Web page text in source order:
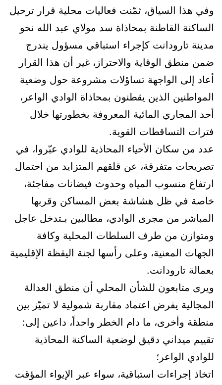
وفي هذا السياق، ثمّنت فعاليات محلية قرار ترحيل
الساكنة القاطنة بمحاذاة سد مولاي عبد الله نحو
مدينة تارودانت كإجراء استباقي مسؤول يندرج
ضمن منطق الوقاية والاحتراز، غير أن هذا القرار
أعاد إلى الواجهة تساؤلات مشروعة حول وضعية
المواطنين الذين يقطنون بمحاذاة الوادي الواعر،
أحد المجاري المائية المعروفة بخطورتها خلال
فترات التساقطات القوية.
عدد من سكان الأحياء المحاذية للوادي عبّروا، في
تصريحات متفرقة، عن قلقهم المتزايد من احتمال
ارتفاع منسوب المياه وحدوث فيضانات مفاجئة،
خاصة في ظل هشاشة بعض المساكن وقربها
المباشر من مجرى الوادي، مطالبين بـتدخل عاجل
ومتوازن من طرف السلطات المحلية وكافة
الجهات المعنية، وعلى رأسها لجنة اليقظة الإقليمية
بعمالة تارودانت.
ويرى متابعون للشأن المحلي أن منطق العدالة
المجالية يفرض اعتماد مقاربة شمولية لا تميّز بين
منطقة وأخرى، ما دام الخطر واحداً، داعين إلى:
تقييم ميداني دقيق لوضعية الساكنة المحاذية
للوادي الواعر؛
اتخاذ إجراءات استباقية، سواء عبر الإيواء المؤقت